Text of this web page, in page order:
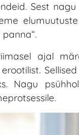
Sest
ajal
Nagu